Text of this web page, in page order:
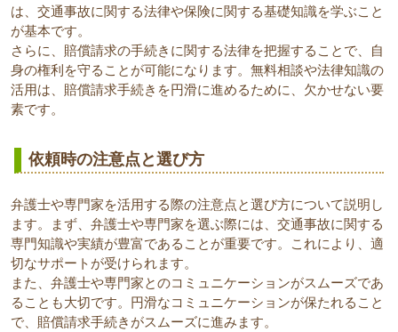
は、交通事故に関する法律や保険に関する基礎知識を学ぶこと
が基本です。
さらに、賠償請求の手続きに関する法律を把握することで、自
身の権利を守ることが可能になります。無料相談や法律知識の
活用は、賠償請求手続きを円滑に進めるために、欠かせない要
素です。
依頼時の注意点と選び方
弁護士や専門家を活用する際の注意点と選び方について説明し
ます。まず、弁護士や専門家を選ぶ際には、交通事故に関する
専門知識や実績が豊富であることが重要です。これにより、適
切なサポートが受けられます。
また、弁護士や専門家とのコミュニケーションがスムーズであ
ることも大切です。円滑なコミュニケーションが保たれること
で、賠償請求手続きがスムーズに進みます。